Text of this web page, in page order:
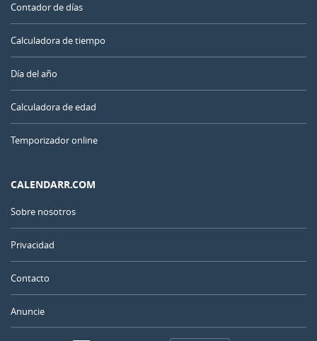
Contador de días
Calculadora de tiempo
Día del año
Calculadora de edad
Temporizador online
CALENDARR.COM
Sobre nosotros
Privacidad
Contacto
Anuncie